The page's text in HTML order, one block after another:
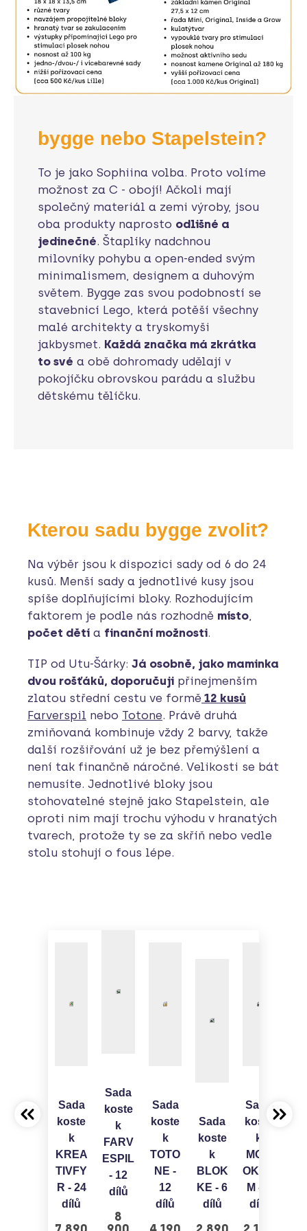
bygge nebo Stapelstein?
To je jako Sophiina volba. Proto volíme
možnost za C - obojí! Ačkoli mají
společný materiál a zemi výroby, jsou
oba produkty naprosto odlišné a
jedinečné. Štaplíky nadchnou
milovníky pohybu a open-ended svým
minimalismem, designem a duhovým
světem. Bygge zas svou podobností se
stavebnicí Lego, která potěší všechny
malé architekty a tryskomyši
jakbysmet. Každá značka má zkrátka
to své a obě dohromady udělají v
pokojíčku obrovskou parádu a službu
dětskému tělíčku.
Kterou sadu bygge zvolit?
Na výběr jsou k dispozici sady od 6 do 24
kusů. Menší sady a jednotlivé kusy jsou
spíše doplňujícími bloky. Rozhodujícím
faktorem je podle nás rozhodně místo
počet dětí a finanční možnosti.
TIP od Utu-Šárky: Já osobně, jako maminka
dvou rošťáků, doporučuji přinejmenším
zlatou střední cestu ve formě 12 kusů
Farverspil nebo Totone. Právě druhá
zmiňovaná kombinuje vždy 2 barvy, takže
další rozšiřování už je bez přemýšlení a
není tak finančně náročné. Velikosti se bát
nemusíte. Jednotlivé bloky jsou
stohovatelné stejně jako Stapelstein, ale
oproti nim mají trochu výhodu v hranatých
tvarech, protože ty se za skříň nebo vedle
stolu stohují o fous lépe.
Sada
koste
k
KREA
TIVFY
R - 24
dílů
Sada
koste
k
FARV
ESPIL
- 12
dílů
8
Sada
koste
k
TOTO
NE -
12
dílů
Sada
koste
k
BLOK
KE - 6
dílů
Sada
koste
k
MON
OKRO
M - 6
dílů